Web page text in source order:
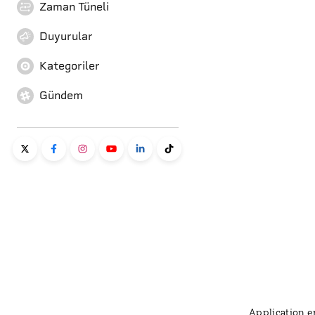
Zaman Tüneli
Duyurular
Kategoriler
Gündem
Application